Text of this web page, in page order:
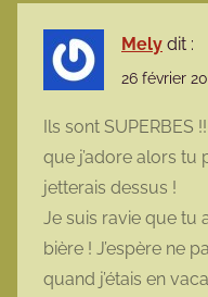
Mely dit :
26 février
Ils sont SUPERBES
que j’adore alors tu
jetterais dessus !
Je suis ravie que tu
bière ! J’espère ne
quand j’étais en